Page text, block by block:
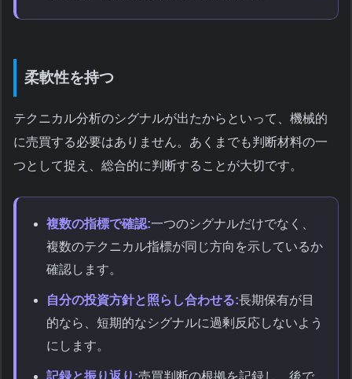
柔軟性を持つ
テクニカル分析のシグナルが出たからといって、機械的
に売買する必要はありません。あくまでも判断材料の一
つとして捉え、総合的に判断することが大切です。
複数の指標で確認:一つのシグナルだけでなく、
複数のテクニカル指標が同じ方向を示しているか
確認します。
自分の投資方針と照らし合わせる:長期保有が目
的なら、短期的なシグナルに過剰反応しないよう
にします。
記録と振り返り:売買判断の根拠を記録し、後で